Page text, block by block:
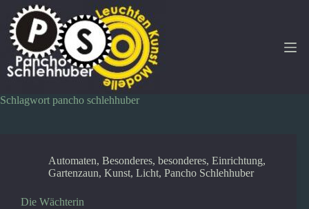
Inhalt
springen
Schlagwort pancho schlehhuber
Automaten, Besonderes, besonderes, Einrichtung,
Gartenzaun, Kunst, Licht, Pancho Schlehhuber
Die Wächterin